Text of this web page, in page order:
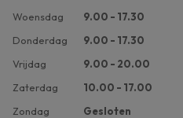
Woensdag
9.00 - 17.30
Donderdag
9.00 - 17.30
Vrijdag
9.00 - 20.00
Zaterdag
10.00 - 17.00
Zondag
Gesloten